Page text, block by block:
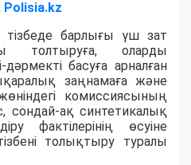
Polisia.kz
тізбеде барлығы үш зат
толтыруға, оларды
басуға арналған
заңнамаға және
комиссиясының
сондай-ақ синтетикалық
фактілерінің өсуіне
толықтыру туралы